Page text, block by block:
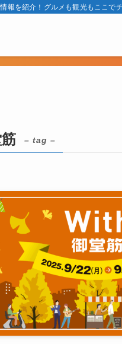
報を紹介！グルメも観光もここでチ
– tag –